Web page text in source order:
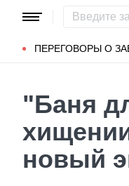
ПЕРЕГОВОРЫ О
Популярные запросы
"Баня
новый